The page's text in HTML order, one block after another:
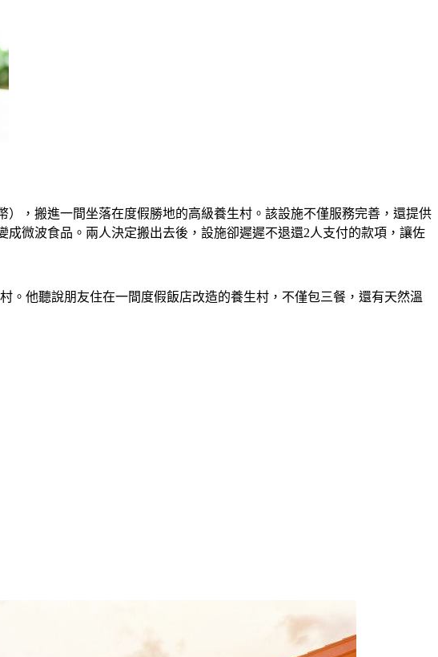
，搬進一間坐落在度假勝地的高級養生村。該設施不僅服務完善，還提供
微波食品。兩人決定搬出去後，設施卻遲遲不退還2人支付的款項，讓佐
。他聽說朋友住在一間度假飯店改造的養生村，不僅包三餐，還有天然溫